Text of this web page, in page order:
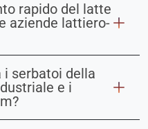
rapido del latte
aziende lattiero-
i serbatoi della
e i